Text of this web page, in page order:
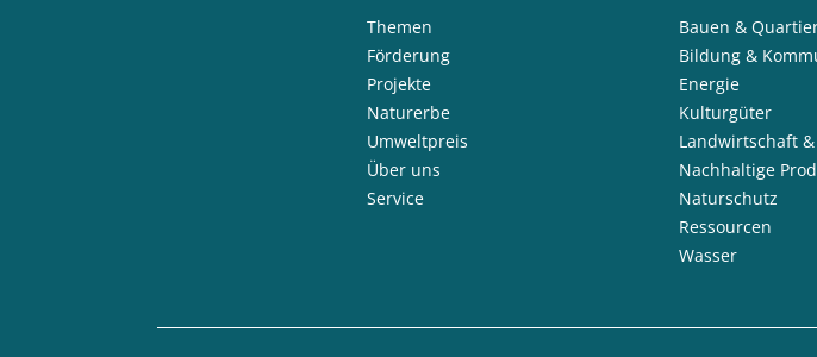
Themen
Förderung
Projekte
Naturerbe
Umweltpreis
Über uns
Service
Bauen &
Bildung &
Energie
Kulturgüter
Landwirtschaft
Nachhaltige
Naturschutz
Ressourcen
Wasser